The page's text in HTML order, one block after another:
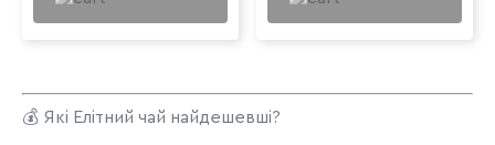
💰 Які Елітний чай найдешевші?